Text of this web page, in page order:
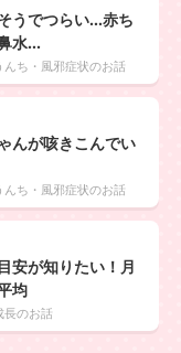
うでつらい…赤ち
水...
んち・風邪症状のお話
んが咳きこんでい
んち・風邪症状のお話
安が知りたい！月
均
長のお話